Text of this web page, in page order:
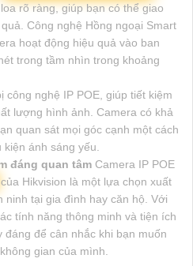
rõ ràng, giúp bạn có thể giao
Công nghệ Hồng ngoại Smart
hoạt động hiệu quả vào ban
trong tầm nhìn trong khoảng
nghệ IP POE, giúp tiết kiệm
lượng hình ảnh. Camera có khả
quan sát mọi góc cạnh một cách
ánh sáng yếu.
đáng quan tâm Camera IP POE
của Hikvision là một lựa chọn xuất
ninh tại gia đình hay căn hộ. Với
tính năng thông minh và tiện ích
để cân nhắc khi bạn muốn
gian của mình.